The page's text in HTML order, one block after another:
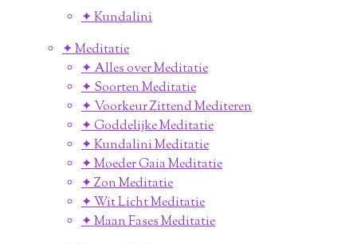
✦ Kundalini
✦ Meditatie
✦ Alles over Meditatie
✦ Soorten Meditatie
✦ Voorkeur Zittend Mediteren
✦ Goddelijke Meditatie
✦ Kundalini Meditatie
✦ Moeder Gaia Meditatie
✦ Zon Meditatie
✦ Wit Licht Meditatie
✦ Maan Fases Meditatie